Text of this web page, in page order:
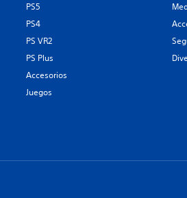
PS5
PS4
PS VR2
PS Plus
Accesorios
Juegos